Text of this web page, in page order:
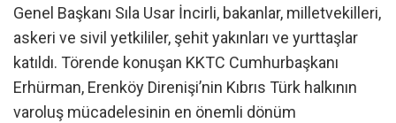
Genel Başkanı Sıla Usar İncirli, bakanlar, milletvekilleri,
askeri ve sivil yetkililer, şehit yakınları ve yurttaşlar
katıldı. Törende konuşan KKTC Cumhurbaşkanı
Erhürman, Erenköy Direnişi’nin Kıbrıs Türk halkının
varoluş mücadelesinin en önemli dönüm